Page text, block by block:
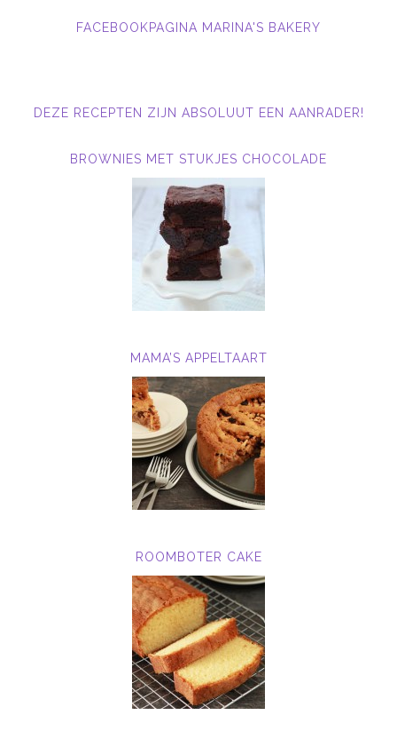
FACEBOOKPAGINA MARINA'S BAKERY
DEZE RECEPTEN ZIJN ABSOLUUT EEN AANRADER!
BROWNIES MET STUKJES CHOCOLADE
MAMA’S APPELTAART
ROOMBOTER CAKE